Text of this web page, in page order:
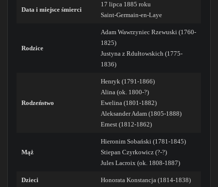
Data i miejsce śmierci
17 lipca 1885 roku
Saint-Germain-en-Laye
Rodzice
Adam Wawrzyniec Rzewuski (1760-
1825)
Justyna z Rdułtowskich (1775-
1836)
Rodzeństwo
Henryk (1791-1866)
Alina (ok. 1800-?)
Ewelina (1801-1882)
Aleksander Adam (1805-1888)
Ernest (1812-1862)
Mąż
Hieronim Sobański (1781-1845)
Stiepan Czyrkowicz (?-?)
Jules Lacroix (ok. 1808-1887)
Dzieci Honorata Konstancja (1814-1838)